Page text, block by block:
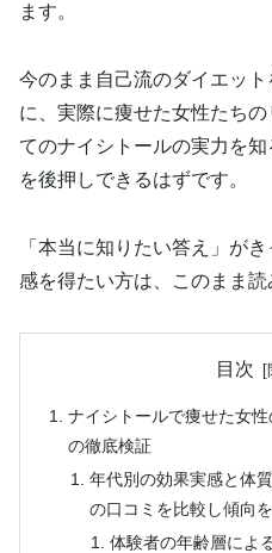
ます。
今のまま自己流のダイエッ
に、実際に痩せた女性たち
てのナイシトールの実力を知
を後押しできるはずです。
「本当に知りたい答え」が
感を得たい方は、このまま読
目次
ナイシトールで痩せた女
の徹底検証
年代別の効果実感と体
の口コミを比較し傾向
体験者の年齢層によ